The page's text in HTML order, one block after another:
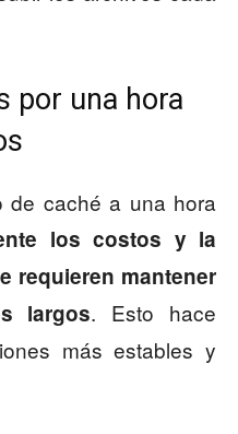
por una hora
de caché a una hora
los costos y la
requieren mantener
largos. Esto hace
más estables y